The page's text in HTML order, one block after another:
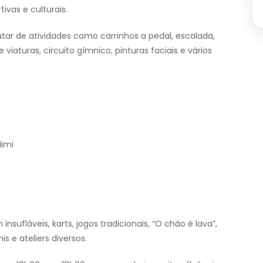
e culturais.
de atividades como carrinhos a pedal, escalada,
viaturas, circuito gímnico, pinturas faciais e vários
karts, jogos tradicionais, “O chão é lava”,
e ateliers diversos.